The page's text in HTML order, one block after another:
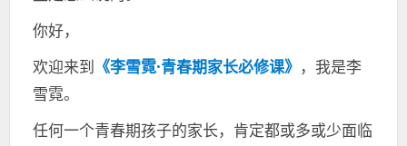
你好，
欢迎来到 《李雪霓·青春期家长必修课》 ，我是李
雪霓。
任何一个青春期孩子的家长，肯定都或多或少面临